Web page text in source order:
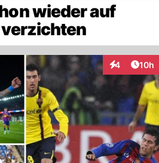
wieder auf
verzichten
4
Interaktionen
10h